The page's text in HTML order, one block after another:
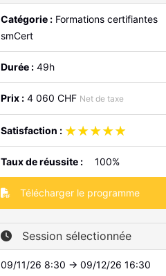
Catégorie : Formations certifiantes
smCert
Durée :49h
Prix : 4 060 CHF Net de taxe
Satisfaction : ★★★★★
★★★★★
Taux de réussite : 100%
Télécharger le programme
Session sélectionnée
09/11/26 8:30 → 09/12/26 16:30